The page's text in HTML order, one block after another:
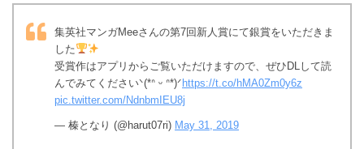
集英社マンガMeeさんの第7回新人賞にて銀賞をいただきま
した
受賞作はアプリからご覧いただけますので、ぜひDLして読
んでみてくださいᐠ(*ᐢ ᵕ ᐢ*)ᐟhttps://t.co/hMA0Zm0y6z
pic.twitter.com/NdnbmIEU8j
— 榛となり (@harut07ri) May 31, 2019